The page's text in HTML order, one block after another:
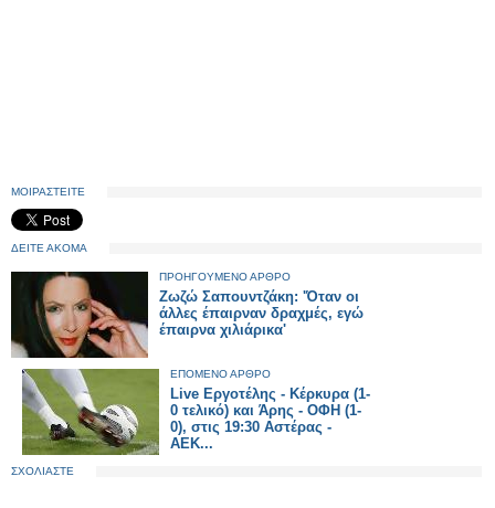
ΜΟΙΡΑΣΤΕΙΤΕ
ΔΕΙΤΕ ΑΚΟΜΑ
ΠΡΟΗΓΟΥΜΕΝΟ ΑΡΘΡΟ
Ζωζώ Σαπουντζάκη: 'Όταν οι
άλλες έπαιρναν δραχμές, εγώ
έπαιρνα χιλιάρικα'
ΕΠΟΜΕΝΟ ΑΡΘΡΟ
Live Εργοτέλης - Κέρκυρα (1-
0 τελικό) και Άρης - ΟΦΗ (1-
0), στις 19:30 Αστέρας -
ΑΕΚ...
ΣΧΟΛΙΑΣΤΕ